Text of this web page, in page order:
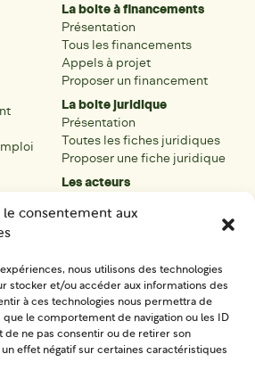
le consentement aux
nous utilisons des technologies
stocker et/ou accéder aux informations des
à ces technologies nous permettra de
le comportement de navigation ou les ID
de ne pas consentir ou de retirer son
effet négatif sur certaines caractéristiques
La boite à financements
Présentation
Tous les financements
Appels à projet
Proposer un financement
La boite juridique
Présentation
Toutes les fiches juridiques
Proposer une fiche juridique
Les acteurs
Tous les acteurs